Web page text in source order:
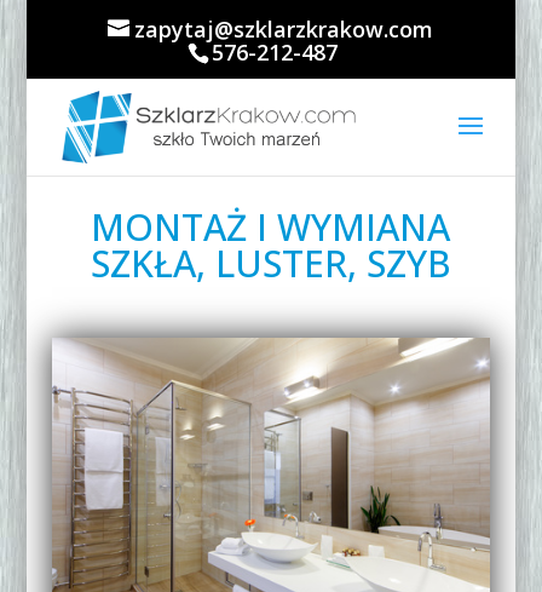
zapytaj@szklarzkrakow.com
576-212-487
MONTAŻ I WYMIANA
SZKŁA, LUSTER, SZYB